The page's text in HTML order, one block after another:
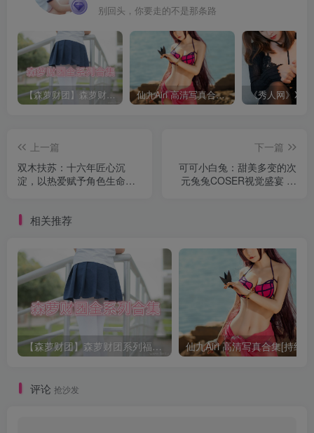
别回头，你要走的不是那条路
【森萝财团】森萝财团系列福利原版无水印合集下载[与本站内容同步更新] 仙九Airi 高清写真合集[持续更新]
上一篇
双木扶苏：十六年匠心沉
淀，以热爱赋予角色生命的
下一篇
可可小白兔：甜美多变的次
元兔兔COSER视觉盛宴 合
相关推荐
【森萝财团】森萝财团系列福利原版无水印合集下载[与本站内容同步更新] 仙九Airi 高清写真合集[持续
评论 抢沙发